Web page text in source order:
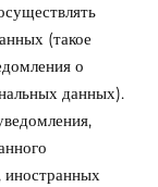
(такое
о
данных).
иностранных